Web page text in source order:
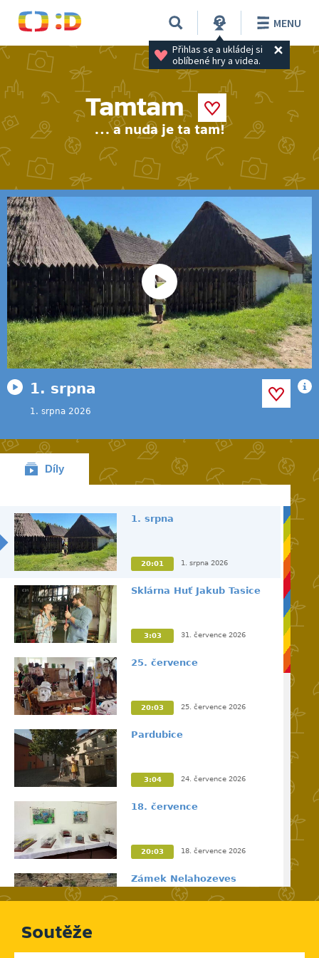
Přihlas se a ukládej si
oblíbené hry a videa.
MENU
Tamtam
… a nuda je ta tam!
1. srpna
1. srpna 2026
Díly
1. srpna
20:01 1. srpna 2026
Sklárna Huť Jakub Tasice
3:03 31. července 2026
25. července
20:03 25. července 2026
Pardubice
3:04 24. července 2026
18. července
20:03 18. července 2026
Zámek Nelahozeves
11. července
Soutěže